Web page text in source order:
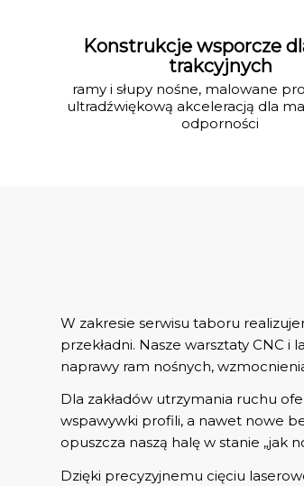
Konstrukcje wsporcze
trakcyjnych
ramy i słupy nośne, malowane
ultradźwiękową akceleracją dla
odporności
W zakresie serwisu taboru
przekładni. Nasze warsztaty CNC
naprawy ram nośnych,
Dla zakładów utrzymania ruchu
wspawywki profili, a nawet nowe
opuszcza naszą halę w stanie „jak
Dzięki precyzyjnemu cięciu